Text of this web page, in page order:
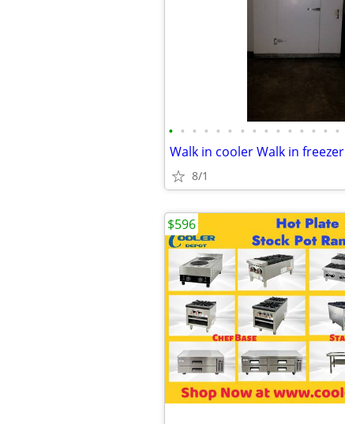
• • • • • • • • • • • • • • •
Walk in cooler Walk in freezer
8/1
$596